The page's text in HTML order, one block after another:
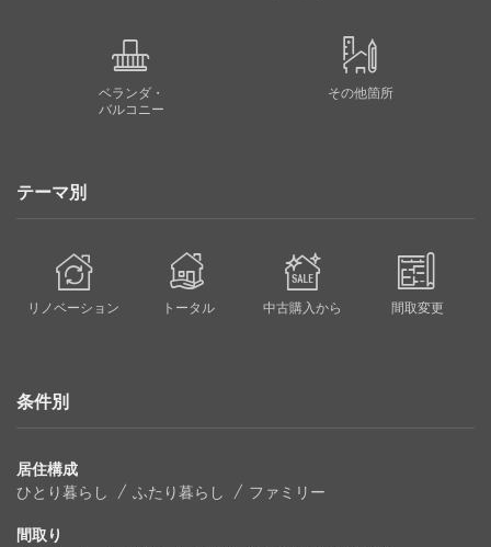
ベランダ・
バルコニー
その他箇所
テーマ別
リノベーション トータル 中古購入から 間取変更
条件別
居住構成
ひとり暮らし
ふたり暮らし ファミリー
間取り